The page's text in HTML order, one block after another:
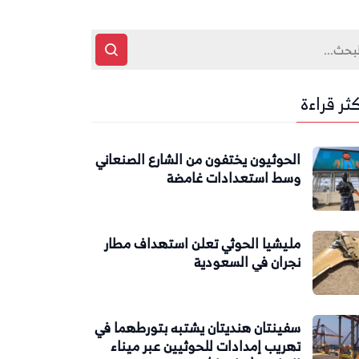
قراءة
الحوثيون يختفون من الشارع الصنعاني
وسط استعدادات غامضة
مليشيا الحوثي تعلن استهداف مطار
نجران في السعودية
سفينتان هنديتان يشتبه بتورطهما في
تهريب إمدادات للحوثيين عبر ميناء